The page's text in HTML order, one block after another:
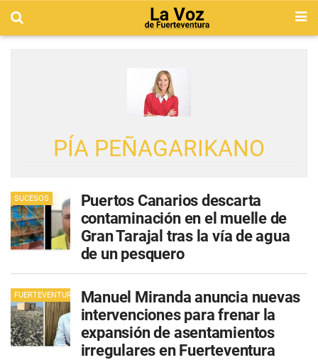
PÍA PEÑAGARIKANO
SUCESOS
Puertos Canarios descarta
contaminación en el muelle de
Gran Tarajal tras la vía de agua
de un pesquero
FUERTEVENTURA
Manuel Miranda anuncia nuevas
intervenciones para frenar la
expansión de asentamientos
irregulares en Fuerteventura